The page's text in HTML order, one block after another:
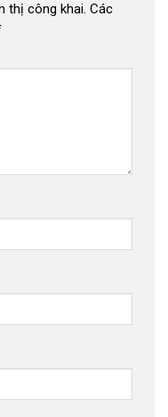
thị công khai. Các